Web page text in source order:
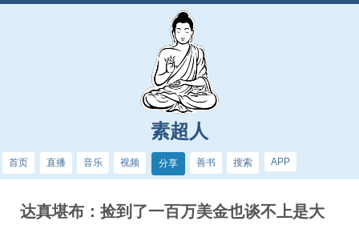
素超人
首页 直播 音乐 视频 分享 善书 搜索 APP
达真堪布：捡到了一百万美金也谈不上是大